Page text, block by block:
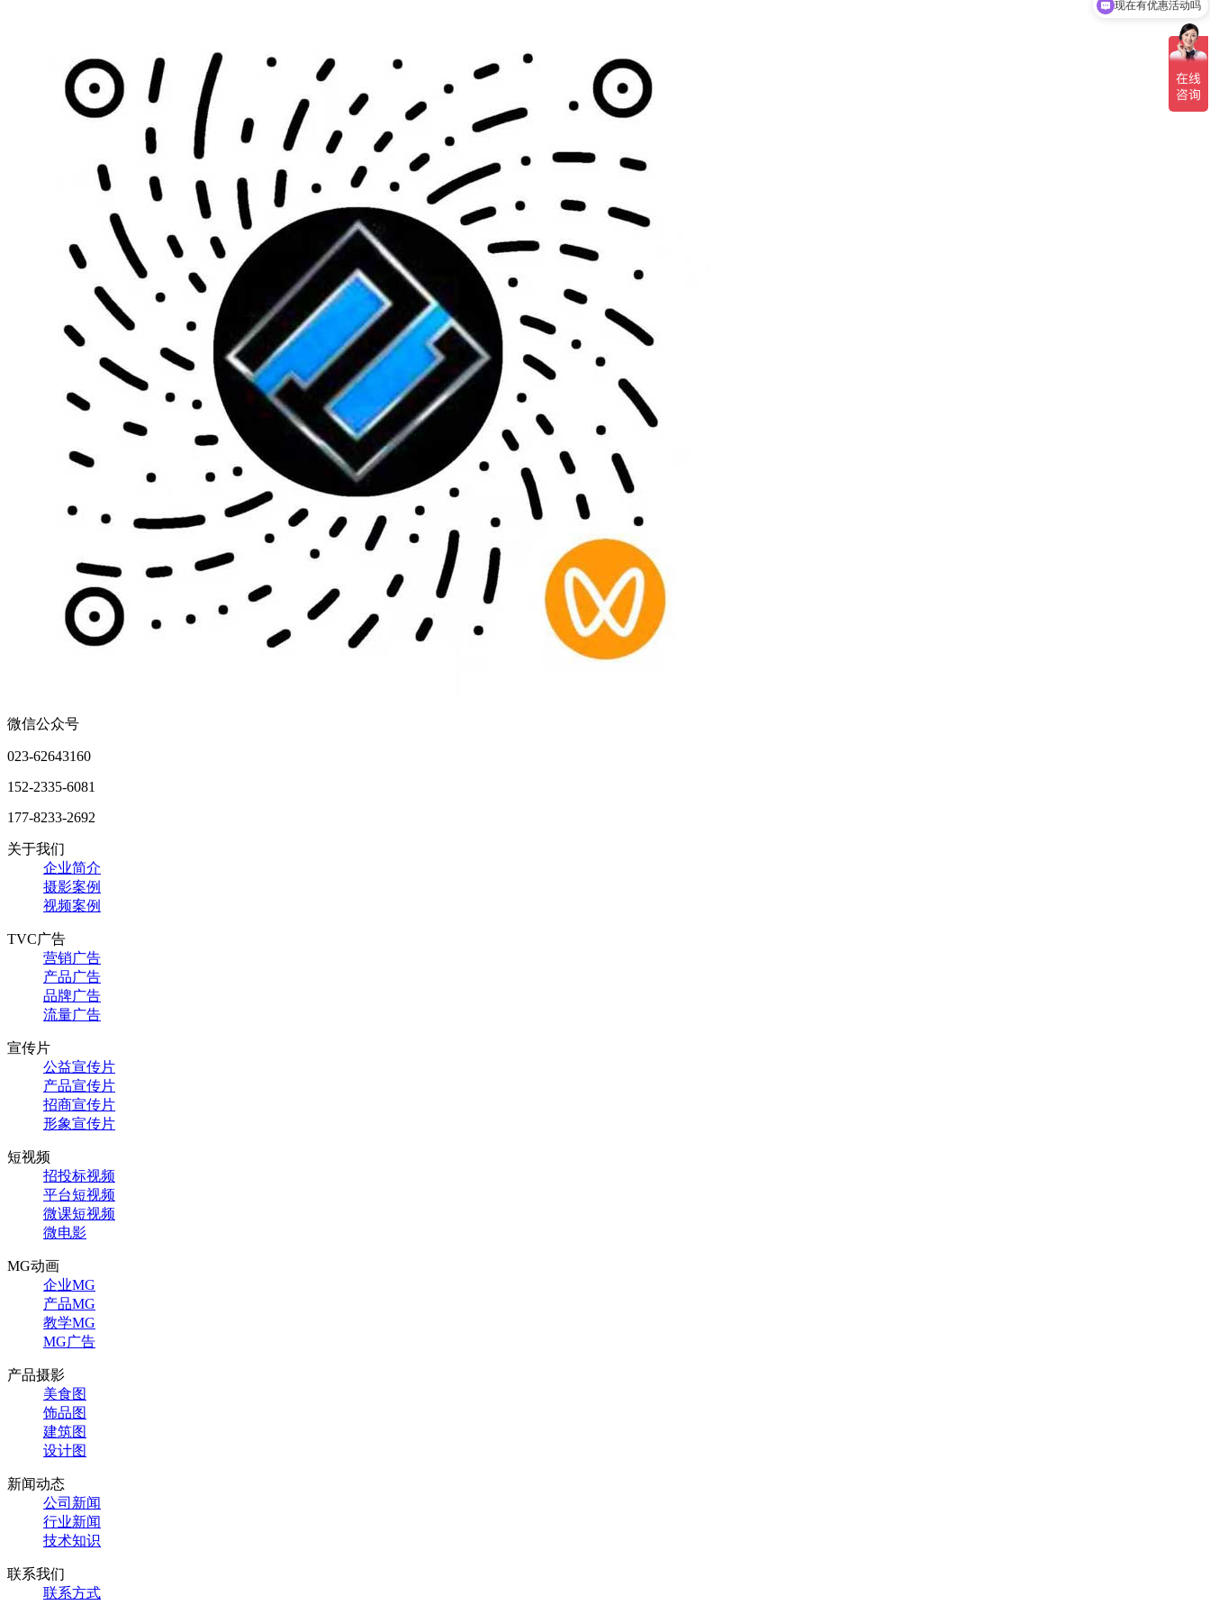
微信公众号
023-62643160
152-2335-6081
177-8233-2692
关于我们
企业简介
摄影案例
视频案例
TVC广告
营销广告
产品广告
品牌广告
流量广告
宣传片
公益宣传片
产品宣传片
招商宣传片
形象宣传片
短视频
招投标视频
平台短视频
微课短视频
微电影
MG动画
企业MG
产品MG
教学MG
MG广告
产品摄影
美食图
饰品图
建筑图
设计图
新闻动态
公司新闻
行业新闻
技术知识
联系我们
联系方式
现在有优惠活动吗